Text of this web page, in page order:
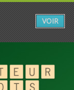
VOIR